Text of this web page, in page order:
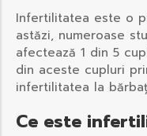
Infertilitatea este o
astăzi, numeroase
afectează 1 din 5
din aceste cupluri
infertilitatea la
Ce este